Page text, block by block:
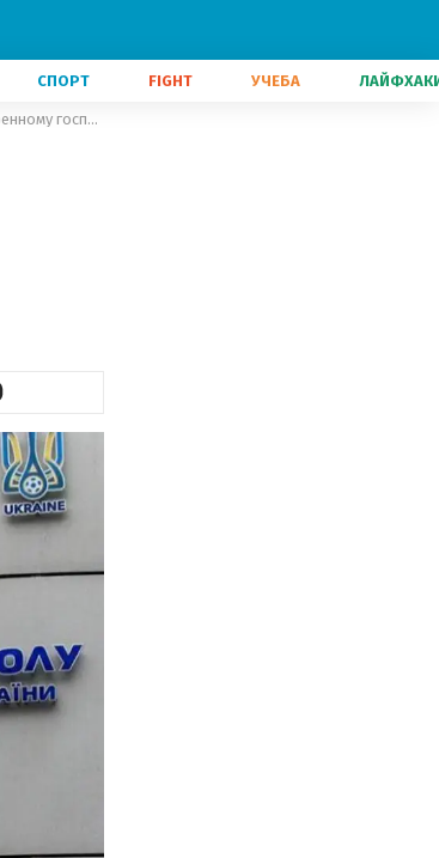
СПОРТ FIGHT УЧЕБА
Украинская ассоциация футбола на время карантина передала все свои автомобили военному госпиталю